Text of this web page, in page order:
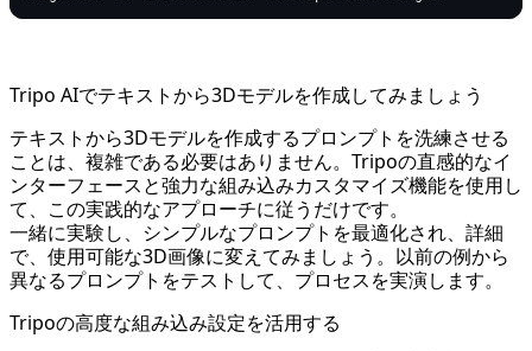
Tripo AIでテキストから3Dモデルを作成してみましょう
テキストから3Dモデルを作成するプロンプトを洗練させる
ことは、複雑である必要はありません。Tripoの直感的なイ
ンターフェースと強力な組み込みカスタマイズ機能を使用し
て、この実践的なアプローチに従うだけです。
一緒に実験し、シンプルなプロンプトを最適化され、詳細
で、使用可能な3D画像に変えてみましょう。以前の例から
異なるプロンプトをテストして、プロセスを実演します。
Tripoの高度な組み込み設定を活用する